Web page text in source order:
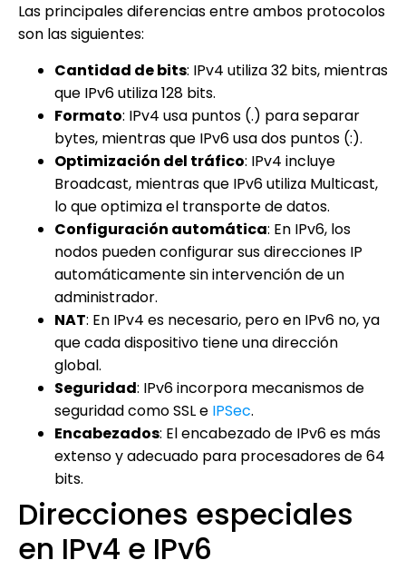
Las principales diferencias entre ambos protocolos
son las siguientes:
Cantidad de bits: IPv4 utiliza 32 bits, mientras
que IPv6 utiliza 128 bits.
Formato: IPv4 usa puntos (.) para separar
bytes, mientras que IPv6 usa dos puntos (:).
Optimización del tráfico: IPv4 incluye
Broadcast, mientras que IPv6 utiliza Multicast,
lo que optimiza el transporte de datos.
Configuración automática: En IPv6, los
nodos pueden configurar sus direcciones IP
automáticamente sin intervención de un
administrador.
NAT: En IPv4 es necesario, pero en IPv6 no, ya
que cada dispositivo tiene una dirección
global.
Seguridad: IPv6 incorpora mecanismos de
seguridad como SSL e IPSec.
Encabezados: El encabezado de IPv6 es más
extenso y adecuado para procesadores de 64
bits.
Direcciones especiales
en IPv4 e IPv6